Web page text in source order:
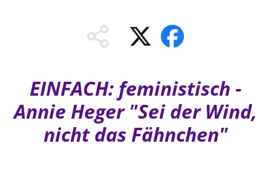
EINFACH: feministisch -
Annie Heger "Sei der Wind,
nicht das Fähnchen"
HILFE UND PRÄVENTION
FREIE STELLEN
Organisationsberatung
ÖFFENTLICHE VERANTWORTUNG
Arbeit und Wirtschaft
Demokratie und Frieden
Kontakt
Freie Stellen
Landeskirche
Suche